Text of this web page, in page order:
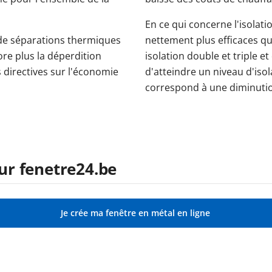
séparations thermiques
plus la déperdition
directives sur l'économie
En ce qui concerne
nettement plus efficaces
isolation double et triple
d'atteindre un niveau
correspond à une
fenetre24.be
Je crée ma fenêtre en métal en ligne